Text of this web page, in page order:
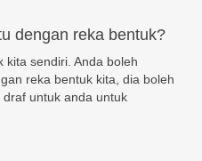
dengan reka bentuk?
kita sendiri. Anda boleh
reka bentuk kita, dia boleh
untuk anda untuk